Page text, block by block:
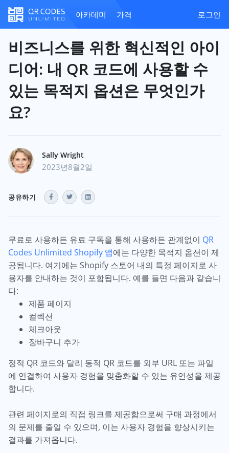
아카데미 가격 로그인
비즈니스를 위한 혁신적인 아이
디어: 내 QR 코드에 사용할 수
있는 목적지 옵션은 무엇인가
요?
Sally Wright
2023년8월2일
공유하기
무료로 사용하든 유료 구독을 통해 사용하든 관계없이 QR
Codes Unlimited Shopify 앱에는 다양한 목적지 옵션이 제
공됩니다. 여기에는 Shopify 스토어 내의 특정 페이지로 사
용자를 안내하는 것이 포함됩니다. 예를 들면 다음과 같습니
다:
제품 페이지
컬렉션
체크아웃
장바구니 추가
정적 QR 코드와 달리 동적 QR 코드를 외부 URL 또는 파일
에 연결하여 사용자 경험을 맞춤화할 수 있는 유연성을 제공
합니다.
관련 페이지로의 직접 링크를 제공함으로써 구매 과정에서
의 문제를 줄일 수 있으며, 이는 사용자 경험을 향상시키는
결과를 가져옵니다.